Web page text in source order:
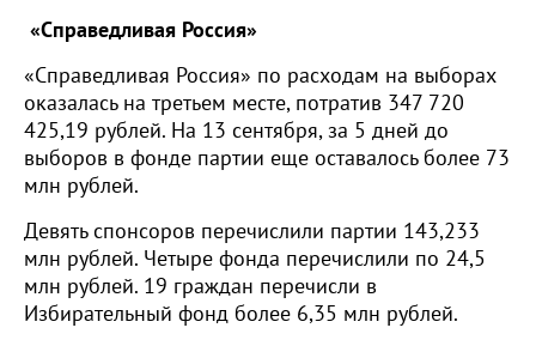
«Справедливая Россия»
«Справедливая Россия» по расходам на выборах
оказалась на третьем месте, потратив 347 720
425,19 рублей. На 13 сентября, за 5 дней до
выборов в фонде партии еще оставалось более 73
млн рублей.
Девять спонсоров перечислили партии 143,233
млн рублей. Четыре фонда перечислили по 24,5
млн рублей. 19 граждан перечисли в
Избирательный фонд более 6,35 млн рублей.